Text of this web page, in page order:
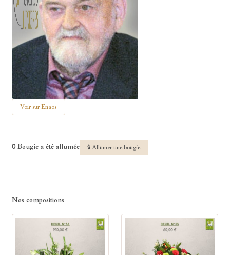
Voir sur Enaos
0 Bougie a été allumée 🕯 Allumer une bougie
Nos compositions